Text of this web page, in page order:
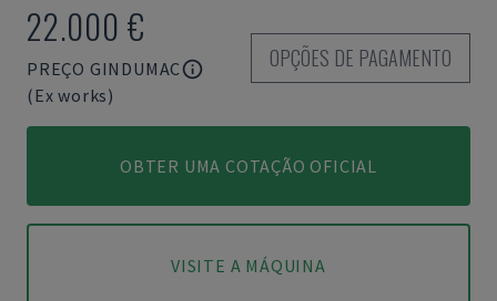
22.000 €
PREÇO GINDUMAC
(Ex works)
OPÇÕES DE PAGAMENTO
OBTER UMA COTAÇÃO OFICIAL
VISITE A MÁQUINA